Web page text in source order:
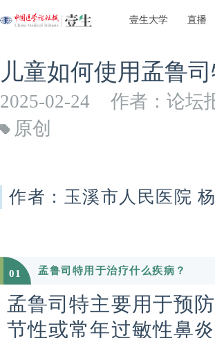
壹生大学 直播
儿童如何使用孟鲁司
2025-02-24 作者：论坛
原创
作者：玉溪市人民医院
01 孟鲁司特用于治疗什么疾病？
孟鲁司特主要用于预
节性或常年过敏性鼻